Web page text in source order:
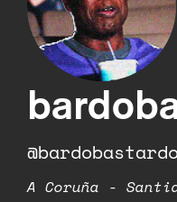
@bardobastardo
A Coruña -